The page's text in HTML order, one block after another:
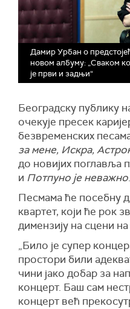
Дамир Урбан о
новом албуму: „Сваком
је први и задњи“
Београдску публику
очекује пресек
безвременских
за мене, Искра,
до новијих поглавља
и Потпуно је неважно.
Песмама ће посебну
квартет, који ће рок
димензију на сцени
„Било је супер
простори били
чини јако добар за
концерт. Баш сам
концерт већ